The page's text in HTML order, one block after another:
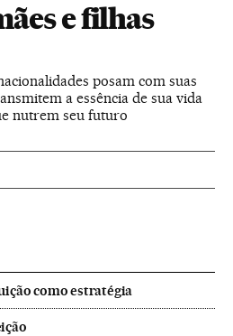
e filhas
posam com suas
a essência de sua vida
nutrem seu futuro
como estratégia